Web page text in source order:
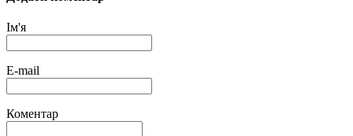
Ім'я
E-mail
Коментар